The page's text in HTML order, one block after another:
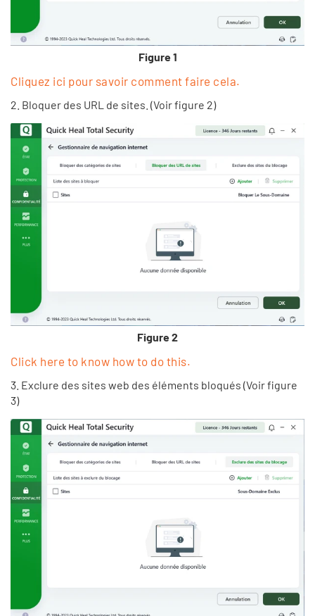
Figure 1
Cliquez ici pour savoir comment faire cela.
2. Bloquer des URL de sites. (Voir figure 2)
Figure 2
Click here to know how to do this.
3. Exclure des sites web des éléments bloqués (Voir figure
3)